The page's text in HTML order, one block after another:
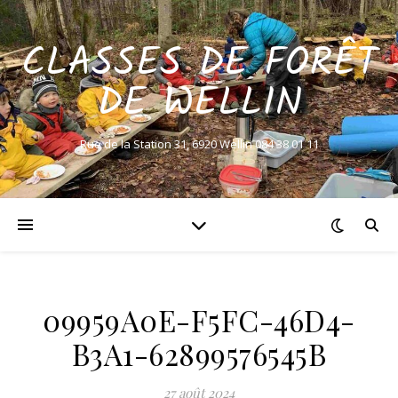
CLASSES DE FORÊT
DE WELLIN
Rue de la Station 31, 6920 Wellin 084 38 01 11
09959A0E-F5FC-46D4-
B3A1-62899576545B
27 août 2024